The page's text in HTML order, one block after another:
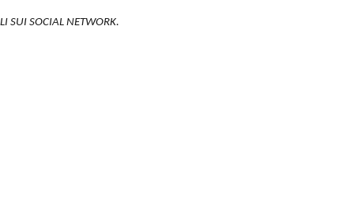
SUI SOCIAL NETWORK.